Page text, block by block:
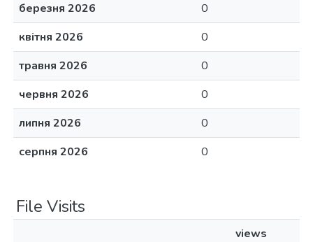
березня 2026
0
квітня 2026
0
травня 2026
0
червня 2026
0
липня 2026
0
серпня 2026
0
File Visits
views